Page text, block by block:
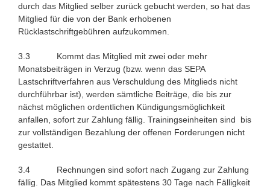
durch das Mitglied selber zurück gebucht werden, so hat das
Mitglied für die von der Bank erhobenen
Rücklastschriftgebühren aufzukommen.
3.3 Kommt das Mitglied mit zwei oder mehr
Monatsbeiträgen in Verzug (bzw. wenn das SEPA
Lastschriftverfahren aus Verschuldung des Mitglieds nicht
durchführbar ist), werden sämtliche Beiträge, die bis zur
nächst möglichen ordentlichen Kündigungsmöglichkeit
anfallen, sofort zur Zahlung fällig. Trainingseinheiten sind bis
zur vollständigen Bezahlung der offenen Forderungen nicht
gestattet.
3.4 Rechnungen sind sofort nach Zugang zur Zahlung
fällig. Das Mitglied kommt spätestens 30 Tage nach Fälligkeit